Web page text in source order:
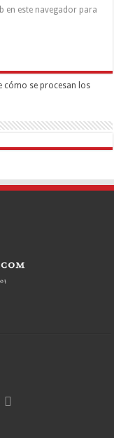
en este navegador para
cómo se procesan los